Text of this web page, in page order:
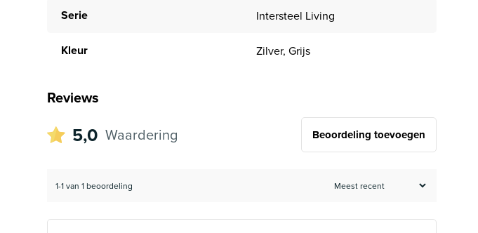
Serie Intersteel Living
Kleur Zilver, Grijs
Reviews
5,0 Waardering Beoordeling toevoegen
1-1 van 1 beoordeling